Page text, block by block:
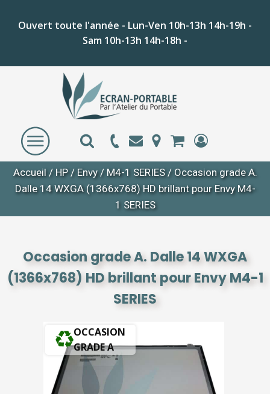
Ouvert toute l'année - Lun-Ven 10h-13h 14h-19h -
Sam 10h-13h 14h-18h -
Accueil/ HP/ Envy/ M4-1 SERIES/ Occasion grade A.
Dalle 14 WXGA (1366x768) HD brillant pour Envy M4-
1 SERIES
Occasion grade A. Dalle 14 WXGA
(1366x768) HD brillant pour Envy M4-1
SERIES
OCCASION
GRADE A